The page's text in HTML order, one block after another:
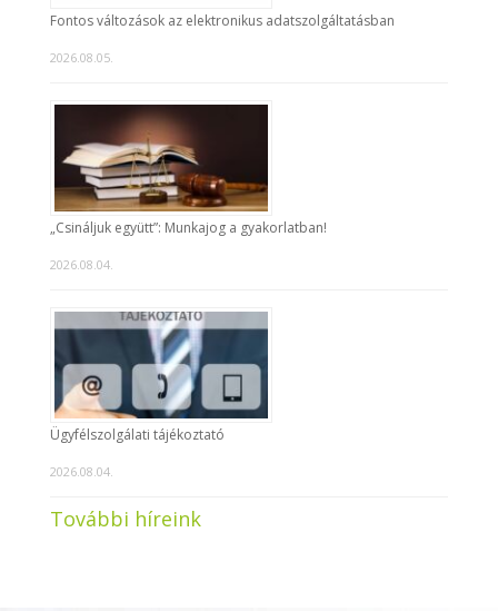
Fontos változások az elektronikus adatszolgáltatásban
2026.08.05.
„Csináljuk együtt”: Munkajog a gyakorlatban!
2026.08.04.
Ügyfélszolgálati tájékoztató
2026.08.04.
További híreink